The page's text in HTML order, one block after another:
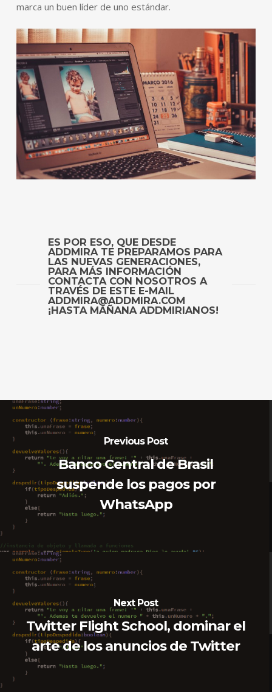
marca un buen líder de uno estándar.
ES POR ESO, QUE DESDE
ADDMIRA TE PREPARAMOS PARA
LAS NUEVAS GENERACIONES,
PARA MÁS INFORMACIÓN
CONTACTA CON NOSOTROS A
TRAVÉS DE ESTE E-MAIL
ADDMIRA@ADDMIRA.COM
¡HASTA MAÑANA ADDMIRIANOS!
Previous Post
Banco Central de Brasil
suspende los pagos por
WhatsApp
Next Post
Twitter Flight School, dominar el
arte de los anuncios de Twitter